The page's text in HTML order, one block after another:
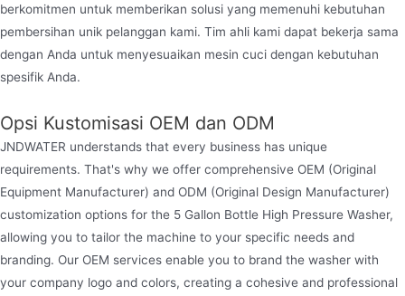
berkomitmen untuk memberikan solusi yang memenuhi kebutuhan
pembersihan unik pelanggan kami. Tim ahli kami dapat bekerja sama
dengan Anda untuk menyesuaikan mesin cuci dengan kebutuhan
spesifik Anda.
Opsi Kustomisasi OEM dan ODM
JNDWATER understands that every business has unique
requirements. That's why we offer comprehensive OEM (Original
Equipment Manufacturer) and ODM (Original Design Manufacturer)
customization options for the 5 Gallon Bottle High Pressure Washer,
allowing you to tailor the machine to your specific needs and
branding. Our OEM services enable you to brand the washer with
your company logo and colors, creating a cohesive and professional